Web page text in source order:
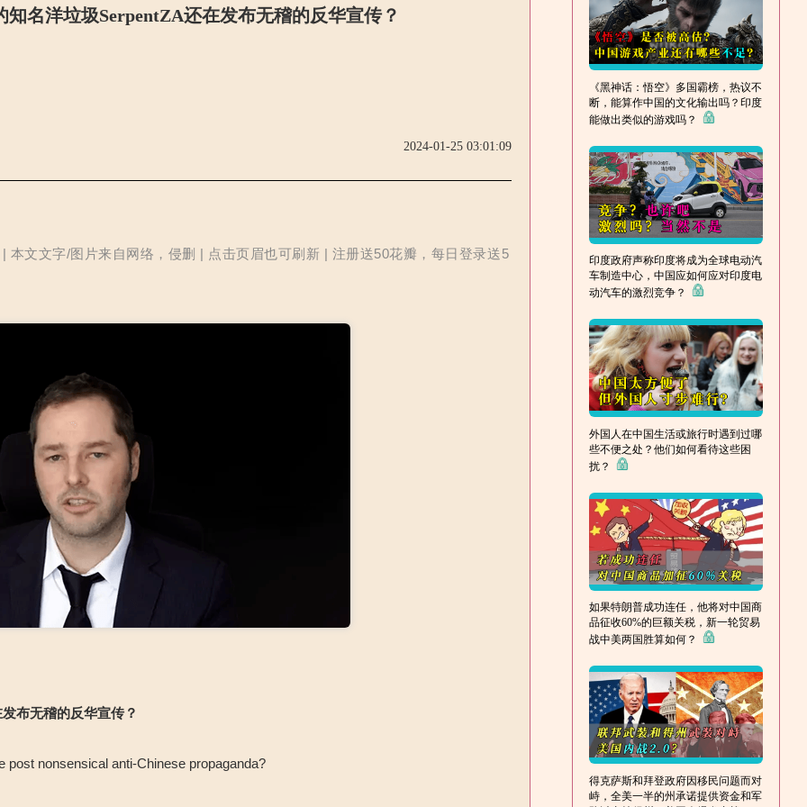
知名洋垃圾SerpentZA还在发布无稽的反华宣传？
2024-01-25 03:01:09
文文字/图片来自网络，侵删 | 点击页眉也可刷新 | 注册送50花瓣，每日登录送5
发布无稽的反华宣传？
post nonsensical anti-Chinese propaganda?
《黑神话：悟空》多国霸榜，热议不
断，能算作中国的文化输出吗？印度
能做出类似的游戏吗？
印度政府声称印度将成为全球电动汽
车制造中心，中国应如何应对印度电
动汽车的激烈竞争？
外国人在中国生活或旅行时遇到过哪
些不便之处？他们如何看待这些困
扰？
如果特朗普成功连任，他将对中国商
品征收60%的巨额关税，新一轮贸易
战中美两国胜算如何？
得克萨斯和拜登政府因移民问题而对
峙，全美一半的州承诺提供资金和军